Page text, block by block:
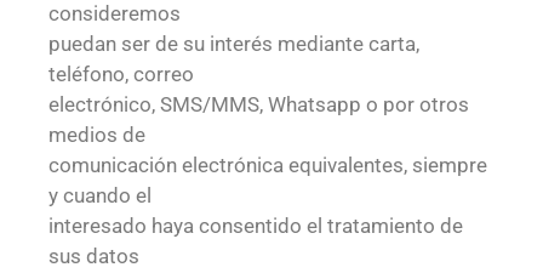
consideremos
puedan ser de su interés mediante carta,
teléfono, correo
electrónico, SMS/MMS, Whatsapp o por otros
medios de
comunicación electrónica equivalentes, siempre
y cuando el
interesado haya consentido el tratamiento de
sus datos